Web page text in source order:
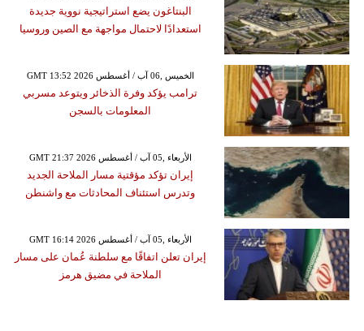
البنتاغون يضع استراتيجية نووية جديدة
استعدادًا لاحتمال مواجهة مع الصين وروسيا
GMT 13:52 2026 الخميس ,06 آب / أغسطس
ترامب يؤكد وفرة الذخائر ويتوعد مسربي
المعلومات بالسجن
GMT 21:37 2026 الأربعاء ,05 آب / أغسطس
إيران تؤكد مؤقتية مسار الملاحة الجديد
وتدرس استئناف المحادثات مع واشنطن
GMT 16:14 2026 الأربعاء ,05 آب / أغسطس
إيران تعلن اتفاقًا مع سلطنة عُمان على مسار
الملاحة في مضيق هرمز